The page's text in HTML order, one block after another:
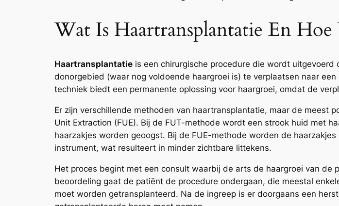
Wat Is Haartransplantatie En
Haartransplantatie is een chirurgische procedure die wordt
donorgebied (waar nog voldoende haargroei is) te verplaatsen naar
techniek biedt een permanente oplossing voor haargroei, omdat de
Er zijn verschillende methoden van haartransplantatie, maar de meest
Unit Extraction (FUE). Bij de FUT-methode wordt een strook huid met
haarzakjes worden geoogst. Bij de FUE-methode worden de
instrument, wat resulteert in minder zichtbare littekens.
Het proces begint met een consult waarbij de arts de haargroei van
beoordeling gaat de patiënt de procedure ondergaan, die meestal
moet worden getransplanteerd. Na de ingreep is er doorgaans een